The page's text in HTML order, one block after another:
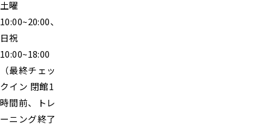
土曜
10:00~20:00、
日祝
10:00~18:00
（最終チェッ
クイン 閉館1
時間前、トレ
ーニング終了